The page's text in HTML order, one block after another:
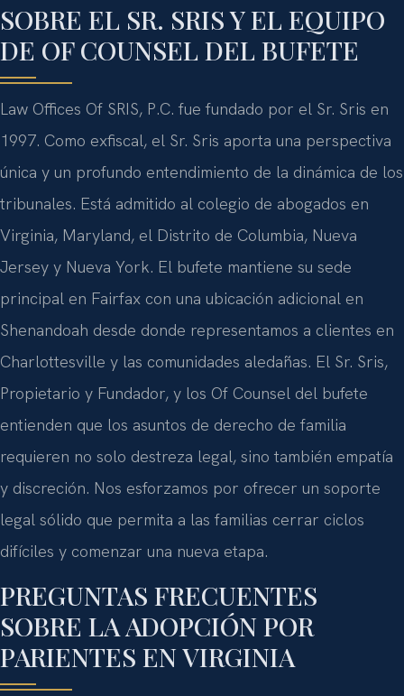
SOBRE EL SR. SRIS Y EL EQUIPO
DE OF COUNSEL DEL BUFETE
Law Offices Of SRIS, P.C. fue fundado por el Sr. Sris en
1997. Como exfiscal, el Sr. Sris aporta una perspectiva
única y un profundo entendimiento de la dinámica de los
tribunales. Está admitido al colegio de abogados en
Virginia, Maryland, el Distrito de Columbia, Nueva
Jersey y Nueva York. El bufete mantiene su sede
principal en Fairfax con una ubicación adicional en
Shenandoah desde donde representamos a clientes en
Charlottesville y las comunidades aledañas. El Sr. Sris,
Propietario y Fundador, y los Of Counsel del bufete
entienden que los asuntos de derecho de familia
requieren no solo destreza legal, sino también empatía
y discreción. Nos esforzamos por ofrecer un soporte
legal sólido que permita a las familias cerrar ciclos
difíciles y comenzar una nueva etapa.
PREGUNTAS FRECUENTES
SOBRE LA ADOPCIÓN POR
PARIENTES EN VIRGINIA